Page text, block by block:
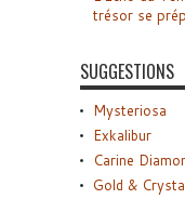
trésor se
SUGGESTIONS
Mysteriosa
Exkalibur
Carine
Gold &